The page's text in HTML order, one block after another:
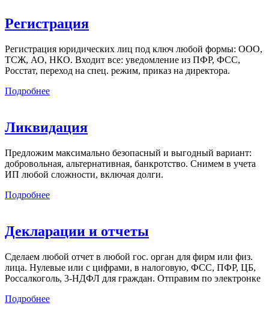
Регистрация
Регистрация юридических лиц под ключ любой формы: ООО,
ТСЖ, АО, НКО. Входит все: уведомление из ПФР, ФСС,
Росстат, переход на спец. режим, приказ на директора.
Подробнее
Ликвидация
Предложим максимально безопасный и выгодный вариант:
добровольная, альтернативная, банкротство. Снимем в учета
ИП любой сложности, включая долги.
Подробнее
Декларации и отчеты
Сделаем любой отчет в любой гос. орган для фирм или физ.
лица. Нулевые или с цифрами, в налоговую, ФСС, ПФР, ЦБ,
Россалкоголь, 3-НДФЛ для граждан. Отправим по электронке
Подробнее